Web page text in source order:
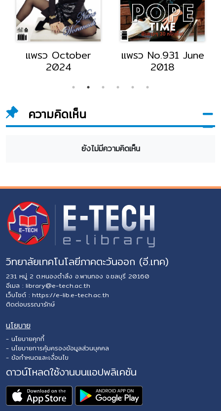
แพรว October
2024
แพรว No.931 June
2018
ความคิดเห็น
ยังไม่มีความคิดเห็น
วิทยาลัยเทคโนโลยีภาคตะวันออก (อี.เทค)
231 หมู่ 2 ต.หนองตำลึง อ.พานทอง จ.ชลบุรี 20160
อีเมล : library@e-tech.ac.th
เว็บไซต์ : https://e-lib.e-tech.ac.th
ติดต่อบรรณารักษ์
นโยบาย
- นโยบายคุกกี้
- นโยบายการคุ้มครองข้อมูลส่วนบุคคล
- ข้อกำหนดและเงื่อนไข
ดาวน์โหลดใช้งานบนแอปพลิเคชัน